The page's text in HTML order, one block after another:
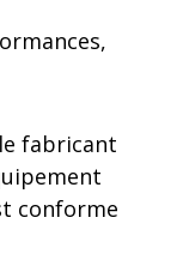
fabricant
conforme